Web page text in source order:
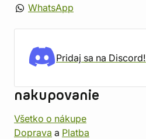
WhatsApp
Pridaj sa na Discord!
nakupovanie
Všetko o nákupe
Doprava a Platba